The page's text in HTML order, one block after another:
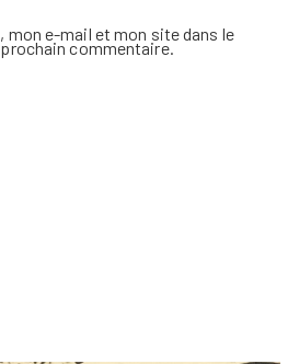
mon e-mail et mon site dans le
commentaire.